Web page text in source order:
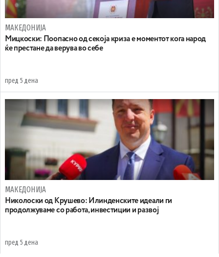
МАКЕДОНИЈА
Мицкоски: Поопасно од секоја криза е моментот кога народ
ќе престане да верува во себе
пред 5 дена
МАКЕДОНИЈА
Николоски од Крушево: Илинденските идеали ги
продолжуваме со работа, инвестиции и развој
пред 5 дена